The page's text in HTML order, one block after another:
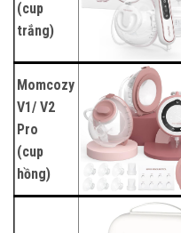
(cup
trắng)
Momcozy
V1/ V2
Pro
(cup
hồng)